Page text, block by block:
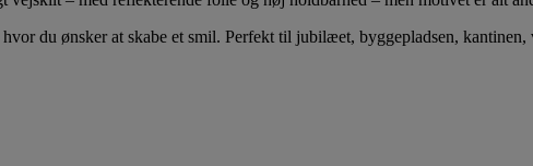
du ønsker at skabe et smil. Perfekt til jubilæet, byggepladsen,